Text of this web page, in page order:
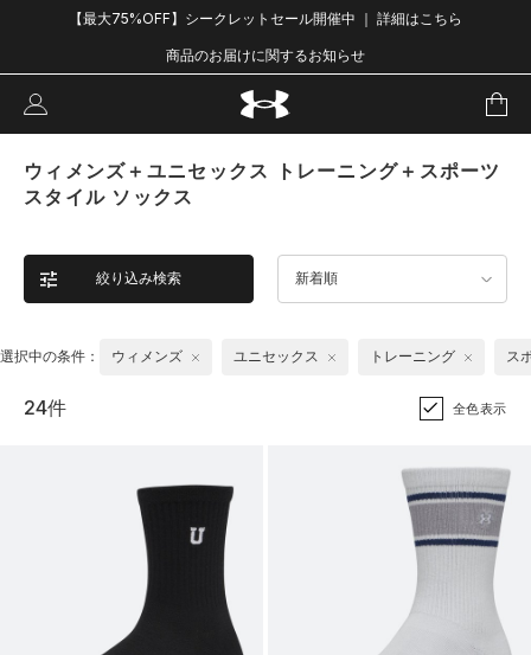
【最大75%OFF】シークレットセール開催中 ｜ 詳細はこちら
商品のお届けに関するお知らせ
ウィメンズ＋ユニセックス トレーニング＋スポーツ
スタイル ソックス
絞り込み検索 新着順
選択中の条件： ウィメンズ ユニセックス トレーニング ス
24件 全色表示